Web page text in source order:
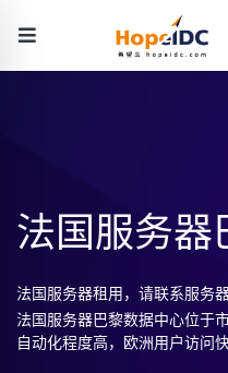
法国服务器
法国服务器租用，请联系服务
法国服务器巴黎数据中心位于
自动化程度高，欧洲用户访问